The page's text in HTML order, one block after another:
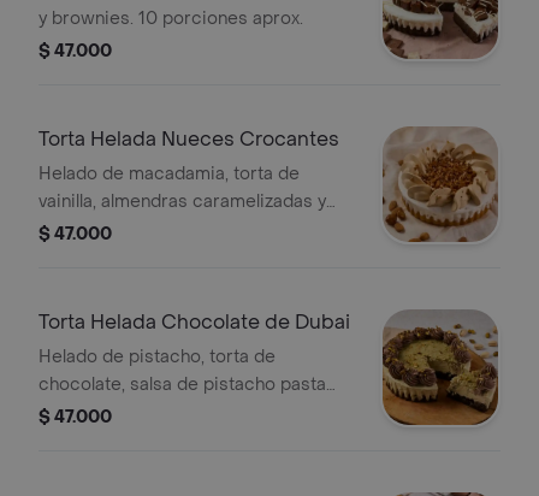
y brownies. 10 porciones aprox.
$ 47.000
Torta Helada Nueces Crocantes
Helado de macadamia, torta de
vainilla, almendras caramelizadas y
nueces de macadamia. 10 porciones
$ 47.000
Torta Helada Chocolate de Dubai
Helado de pistacho, torta de
chocolate, salsa de pistacho pasta
kadayif y trozos de pistacho. 10
$ 47.000